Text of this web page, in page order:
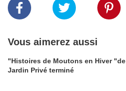
Vous aimerez aussi
"Histoires de Moutons en Hiver "de
Jardin Privé terminé